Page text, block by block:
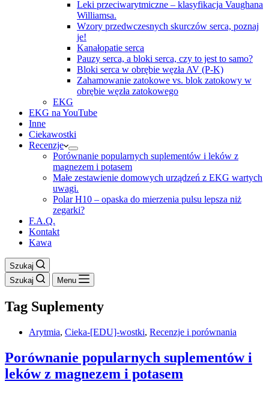
Leki przeciwarytmiczne – klasyfikacja Vaughana
Williamsa.
Wzory przedwczesnych skurczów serca, poznaj
je!
Kanałopatie serca
Pauzy serca, a bloki serca, czy to jest to samo?
Bloki serca w obrębie węzła AV (P-K)
Zahamowanie zatokowe vs. blok zatokowy w
obrębie węzła zatokowego
EKG
EKG na YouTube
Inne
Ciekawostki
Recenzje
Porównanie popularnych suplementów i leków z
magnezem i potasem
Małe zestawienie domowych urządzeń z EKG wartych
uwagi.
Polar H10 – opaska do mierzenia pulsu lepsza niż
zegarki?
F.A.Q.
Kontakt
Kawa
Szukaj
Szukaj
Menu
Tag Suplementy
Arytmia, Cieka-[EDU]-wostki, Recenzje i porównania
Porównanie popularnych suplementów i
leków z magnezem i potasem